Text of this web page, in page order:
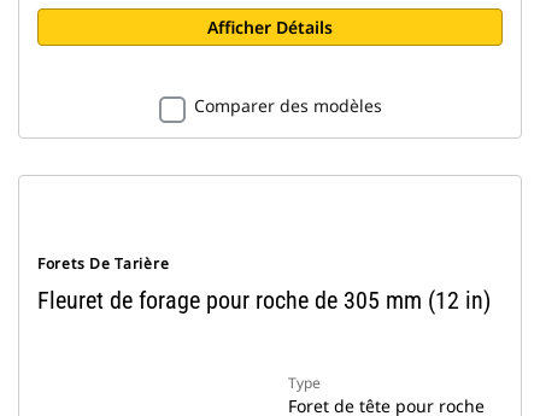
Afficher Détails
Comparer des modèles
Forets De Tarière
Fleuret de forage pour roche de 305 mm (12 in)
Type
Foret de tête pour roche